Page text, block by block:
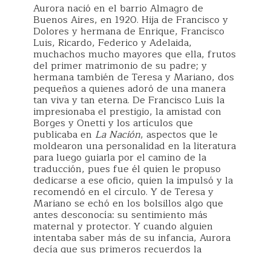
Aurora nació en el barrio Almagro de
Buenos Aires, en 1920. Hija de Francisco y
Dolores y hermana de Enrique, Francisco
Luis, Ricardo, Federico y Adelaida,
muchachos mucho mayores que ella, frutos
del primer matrimonio de su padre; y
hermana también de Teresa y Mariano, dos
pequeños a quienes adoró de una manera
tan viva y tan eterna. De Francisco Luis la
impresionaba el prestigio, la amistad con
Borges y Onetti y los artículos que
publicaba en La Nación, aspectos que le
moldearon una personalidad en la literatura
para luego guiarla por el camino de la
traducción, pues fue él quien le propuso
dedicarse a ese oficio, quien la impulsó y la
recomendó en el círculo. Y de Teresa y
Mariano se echó en los bolsillos algo que
antes desconocía: su sentimiento más
maternal y protector. Y cuando alguien
intentaba saber más de su infancia, Aurora
decía que sus primeros recuerdos la